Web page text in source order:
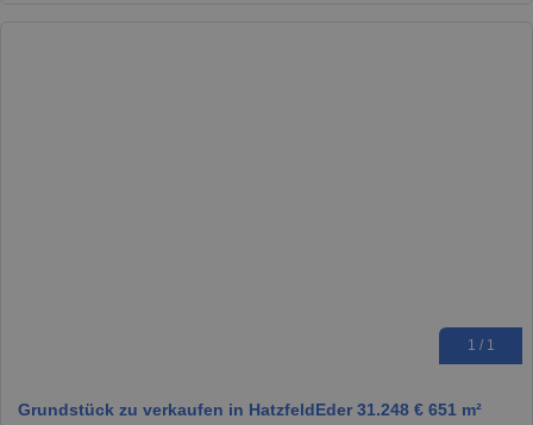
1 / 1
Grundstück zu verkaufen in HatzfeldEder 31.248 € 651 m²